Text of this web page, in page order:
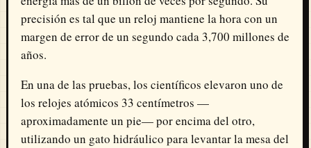
precisión es tal que un reloj mantiene la hora con un
margen de error de un segundo cada 3,700 millones de
años.
En una de las pruebas, los científicos elevaron uno de
los relojes atómicos 33 centímetros —
aproximadamente un pie— por encima del otro,
utilizando un gato hidráulico para levantar la mesa del